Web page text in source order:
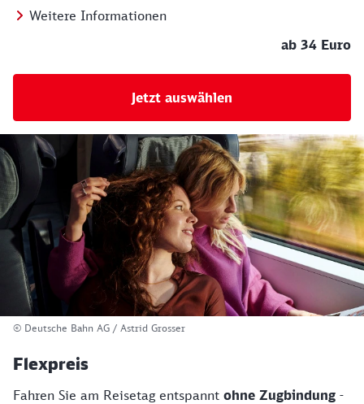
Weitere Informationen
ab 34 Euro
Jetzt auswählen
© Deutsche Bahn AG / Astrid Grosser
Flexpreis
Fahren Sie am Reisetag entspannt ohne Zugbindung -